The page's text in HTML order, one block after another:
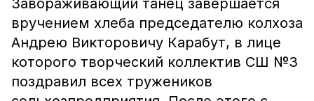
Завораживающий танец завершается
вручением хлеба председателю колхоза
Андрею Викторовичу Карабут, в лице
которого творческий коллектив СШ №3
поздравил всех тружеников